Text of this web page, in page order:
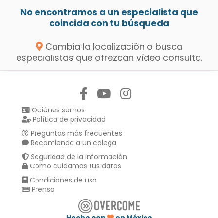
No encontramos a un especialista que
coincida con tu búsqueda
Cambia la localización o busca
especialistas que ofrezcan vídeo consulta.
Quiénes somos
Política de privacidad
Preguntas más frecuentes
Recomienda a un colega
Seguridad de la información
Como cuidamos tus datos
Condiciones de uso
Prensa